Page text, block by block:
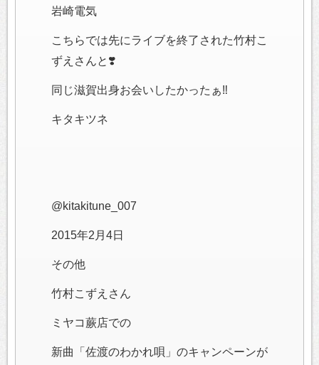
岩崎電気
こちらでは先にライブを終了された竹村こ
ずえさんと❣️
同じ滋賀出身お会いしたかったぁ‼️
キタキツネ
@kitakitune_007
2015年2月4日
その他
竹村こずえさん
ミヤコ蕨店での
新曲「佐渡のわかれ唄」のキャンペーンが